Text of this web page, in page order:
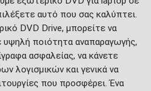
αυτό που σας καλύπτει.
DVD Drive, μπορείτε να
υψηλή ποιότητα αναπαραγωγής,
ασφαλείας, να κάνετε
λογισμικών και γενικά να
που προσφέρει. Ένα